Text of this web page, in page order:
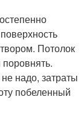
Потолок
надо, затраты
побеленный